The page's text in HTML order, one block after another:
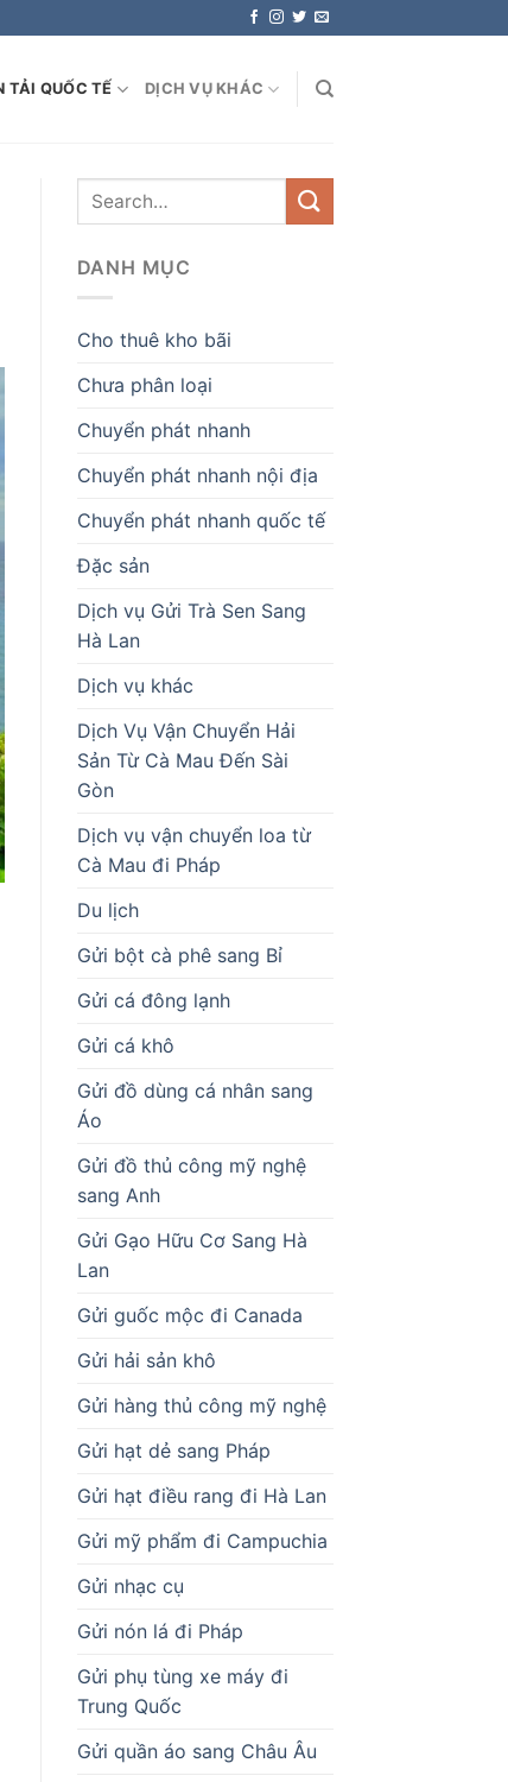
TẢI QUỐC TẾ DỊCH VỤ KHÁC
DANH MỤC
Cho thuê kho bãi
Chưa phân loại
Chuyển phát nhanh
Chuyển phát nhanh nội địa
Chuyển phát nhanh quốc tế
Đặc sản
Dịch vụ Gửi Trà Sen Sang
Hà Lan
Dịch vụ khác
Dịch Vụ Vận Chuyển Hải
Sản Từ Cà Mau Đến Sài
Gòn
Dịch vụ vận chuyển loa từ
Cà Mau đi Pháp
Du lịch
Gửi bột cà phê sang Bỉ
Gửi cá đông lạnh
Gửi cá khô
Gửi đồ dùng cá nhân sang
Áo
Gửi đồ thủ công mỹ nghệ
sang Anh
Gửi Gạo Hữu Cơ Sang Hà
Lan
Gửi guốc mộc đi Canada
Gửi hải sản khô
Gửi hàng thủ công mỹ nghệ
Gửi hạt dẻ sang Pháp
Gửi hạt điều rang đi Hà Lan
Gửi mỹ phẩm đi Campuchia
Gửi nhạc cụ
Gửi nón lá đi Pháp
Gửi phụ tùng xe máy đi
Trung Quốc
Gửi quần áo sang Châu Âu